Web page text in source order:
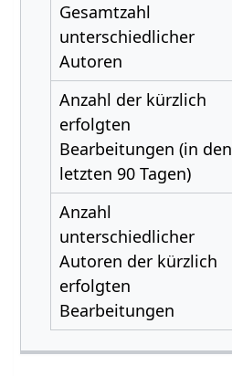
Gesamtzahl
unterschiedlicher
Autoren
Anzahl der kürzlich
erfolgten
Bearbeitungen (in den
letzten 90 Tagen)
Anzahl
unterschiedlicher
Autoren der kürzlich
erfolgten
Bearbeitungen